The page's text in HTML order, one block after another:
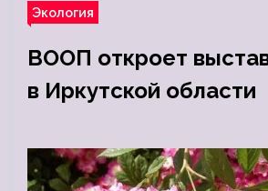
Экология
ВООП откроет
в Иркутской области